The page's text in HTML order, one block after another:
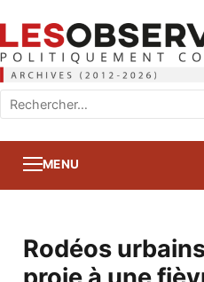
Rechercher
:
MENU
Rodéos